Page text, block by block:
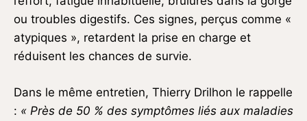
ou troubles digestifs. Ces signes, perçus comme «
atypiques », retardent la prise en charge et
réduisent les chances de survie.
Dans le même entretien, Thierry Drilhon le rappelle
: « Près de 50 % des symptômes liés aux maladies